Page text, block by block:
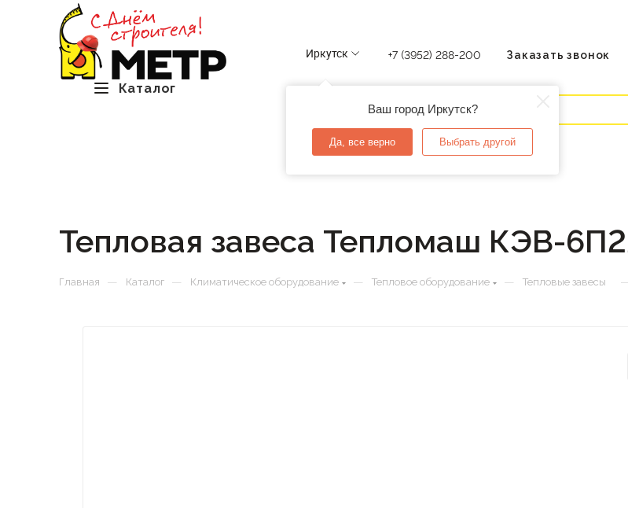
Каталог
Иркутск
Ваш город Иркутск?
Да, все верно Выбрать другой
+7 (3952) 288-200 Заказать звонок
Тепловая завеса Тепломаш КЭВ-
Главная — Каталог — Климатическое оборудование — Тепловое оборудование — Тепловые завесы